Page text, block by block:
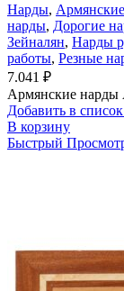
Нарды,
нарды, Дорогие
Зейналян, Нарды
работы, Резные
7.041 ₽
Армянские
Добавить в
В корзину
Быстрый